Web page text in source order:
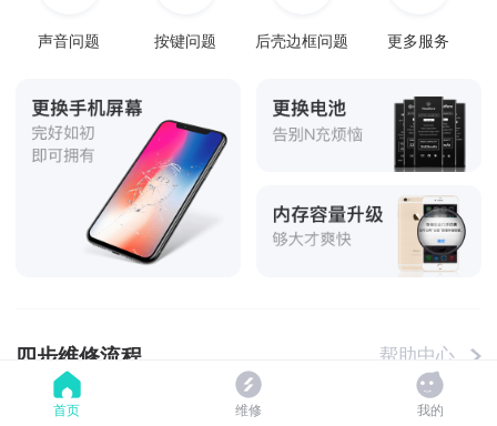
声音问题 按键问题 后壳边框问题 更多服务
四步维修流程 帮助中心
首页 维修 我的